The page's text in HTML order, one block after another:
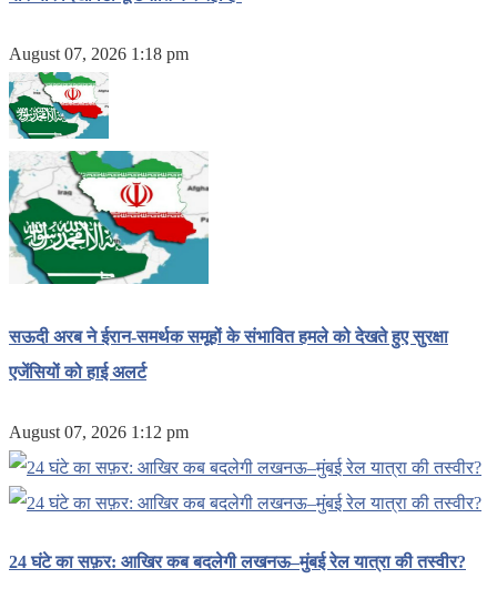
August 07, 2026 1:18 pm
सऊदी अरब ने ईरान-समर्थक समूहों के संभावित हमले को देखते हुए सुरक्षा
एजेंसियों को हाई अलर्ट
August 07, 2026 1:12 pm
24 घंटे का सफ़र: आखिर कब बदलेगी लखनऊ–मुंबई रेल यात्रा की तस्वीर?